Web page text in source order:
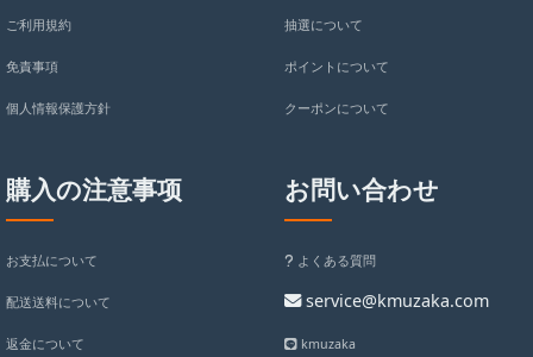
ご利用規約
免責事項
個人情報保護方針
抽選について
ポイントについて
クーポンについて
購入の注意事项
お支払について
配送送料について
返金について
お問い合わせ
よくある質問
service@kmuzaka.com
kmuzaka